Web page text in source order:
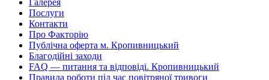
Послуги
Контакти
Про Факторію
Публічна оферта м. Кропивницький
Благодійні заходи
FAQ — питання та відповіді. Кропивницький
Правила роботи під час повітряної тривоги